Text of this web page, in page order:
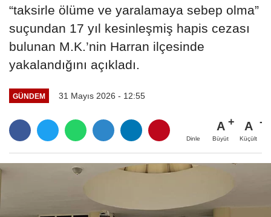
“taksirle ölüme ve yaralamaya sebep olma”
suçundan 17 yıl kesinleşmiş hapis cezası
bulunan M.K.’nin Harran ilçesinde
yakalandığını açıkladı.
GÜNDEM 31 Mayıs 2026 - 12:55
Dinle
A
Büyüt
A
Küçült